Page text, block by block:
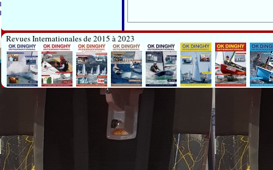
Revues Internationales de 2015 à 2023